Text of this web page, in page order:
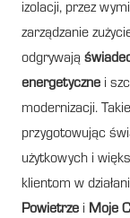
izolacji, przez
zarządzanie
odgrywają
energetyczne i
modernizacji.
przygotowując
użytkowych i
klientom w
Powietrze i Moje